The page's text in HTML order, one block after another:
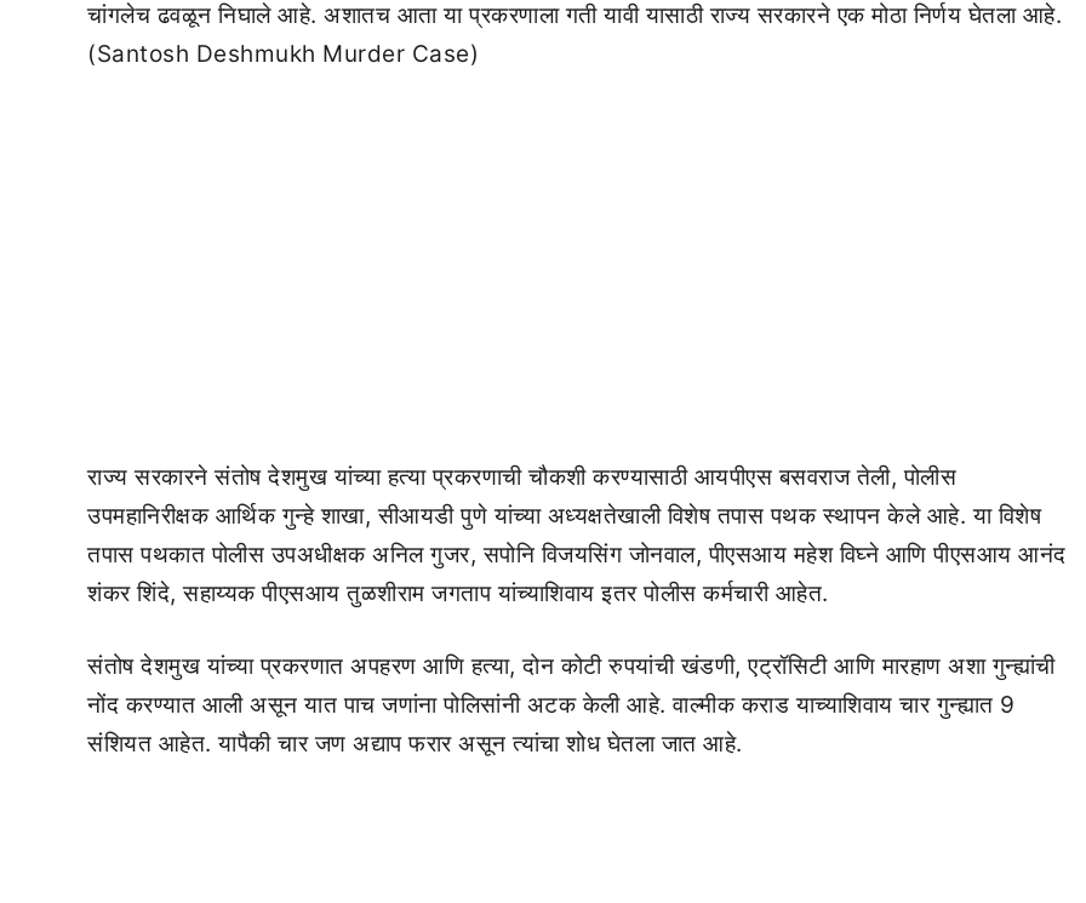
चांगलेच ढवळून निघाले आहे. अशातच आता या प्रकरणाला गती यावी यासाठी राज्य सरकारने एक मोठा निर्णय घेतला आहे.
(Santosh Deshmukh Murder Case)
राज्य सरकारने संतोष देशमुख यांच्या हत्या प्रकरणाची चौकशी करण्यासाठी आयपीएस बसवराज तेली, पोलीस
उपमहानिरीक्षक आर्थिक गुन्हे शाखा, सीआयडी पुणे यांच्या अध्यक्षतेखाली विशेष तपास पथक स्थापन केले आहे. या विशेष
तपास पथकात पोलीस उपअधीक्षक अनिल गुजर, सपोनि विजयसिंग जोनवाल, पीएसआय महेश विघ्ने आणि पीएसआय आनंद
शंकर शिंदे, सहाय्यक पीएसआय तुळशीराम जगताप यांच्याशिवाय इतर पोलीस कर्मचारी आहेत.
संतोष देशमुख यांच्या प्रकरणात अपहरण आणि हत्या, दोन कोटी रुपयांची खंडणी, एट्रॉसिटी आणि मारहाण अशा गुन्ह्यांची
नोंद करण्यात आली असून यात पाच जणांना पोलिसांनी अटक केली आहे. वाल्मीक कराड याच्याशिवाय चार गुन्ह्यात 9
संशियत आहेत. यापैकी चार जण अद्याप फरार असून त्यांचा शोध घेतला जात आहे.